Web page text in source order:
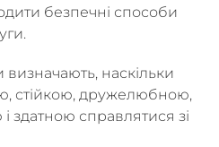
безпечні способи
наскільки
стійкою, дружелюбною,
здатною справлятися зі